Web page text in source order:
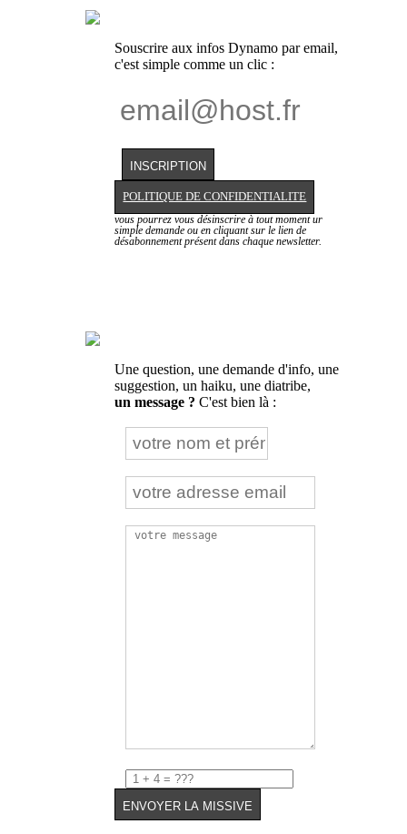
Souscrire aux infos Dynamo par email,
c'est simple comme un clic :
POLITIQUE DE CONFIDENTIALITE
vous pourrez vous désinscrire à tout moment ur
simple demande ou en cliquant sur le lien de
désabonnement présent dans chaque newsletter.
Une question, une demande d'info, une
suggestion, un haiku, une diatribe,
un message ? C'est bien là :